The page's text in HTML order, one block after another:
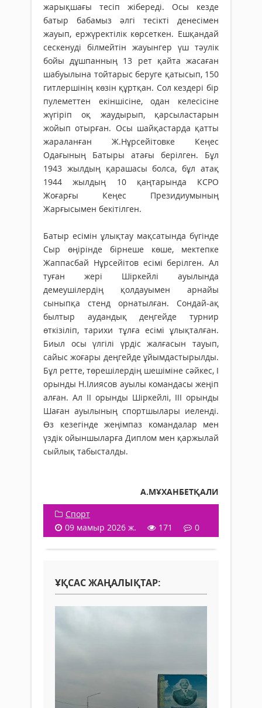
жарықшағы тесіп жібереді. Осы кезде
батыр бабамыз әлгі тесікті денесімен
жауып, ержүректілік көрсеткен. Ешқандай
сескенуді білмейтін жауынгер үш тәулік
бойы дұшпанның 13 рет қайта жасаған
шабуылына тойтарыс беруге қатысып, 150
гитлершінің көзін құртқан. Сол кездері бір
пулеметтен екіншісіне, одан келесісіне
жүгіріп оқ жаудырып, қарсыластарын
жойып отырған. Осы шайқастарда қатты
жараланған Ж.Нұрсейітовке Кеңес
Одағының Батыры атағы берілген. Бұл
1943 жылдың қарашасы болса, бұл атақ
1944 жылдың 10 қаңтарында КСРО
Жоғарғы Кеңес Президиумының
Жарғысымен бекітілген.
Батыр есімін ұлықтау мақсатында бүгінде
Сыр өңірінде бірнеше көше, мектепке
Жаппасбай Нұрсейітов есімі берілген. Ал
туған жері Шіркейлі ауылында
демеушілердің қол­дауымен арнайы
сыныпқа стенд орнатылған. Сондай-ақ
былтыр аудандық дең­гейде турнир
өткізіліп, тарихи тұлға есімі ұлықталған.
Биыл осы үлгілі үрдіс жалғасын тауып,
сайыс жоғары деңгейде ұйымдастырылды.
Бұл ретте, төрешілердің шешіміне сәйкес, І
орынды Н.Ілиясов ауылы командасы жеңіп
алған. Ал ІІ орынды Шіркейлі, ІІІ орынды
Шаған ауылының спортшылары иеленді.
Өз кезегінде жеңімпаз командалар мен
үздік ойыншыларға Дип­лом мен қаржылай
сыйлық ­табыс­талды.
А.МҰХАНБЕТҚАЛИ
Спорт
09 мамыр 2026 ж.
171 0
ҰҚСАС ЖАҢАЛЫҚТАР: